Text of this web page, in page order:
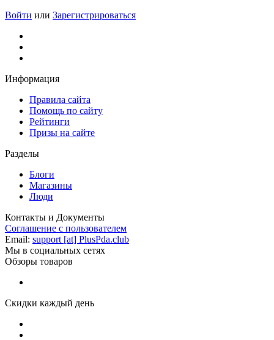
Войти или Зарегистрироваться
Информация
Правила сайта
Помощь по сайту
Рейтинги
Призы на сайте
Разделы
Блоги
Магазины
Люди
Контакты и Документы
Соглашение с пользователем
Email: support [at] PlusPda.club
Мы в социальных сетях
Обзоры товаров
Скидки каждый день